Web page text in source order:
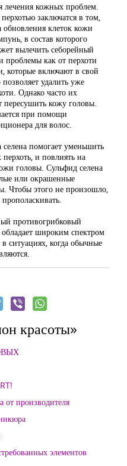
лечения кожных проблем.
заключатся в том,
обновления клеток кожи
в состав которого
вылечить себорейный
как от перхоти
которые включают в свой
удалить уже
Однако часто их
пересушить кожу головы.
при помощи
для волос.
помогает уменьшить
и повлиять на
головы. Сульфид селена
или окрашенные
Чтобы этого не произошло,
противогрибковый
обладает широким спектром
ситуациях, когда обычные
красоты»
от производителя
элементов